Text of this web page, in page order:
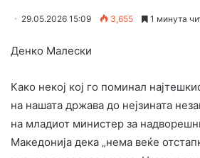
29.05.2026 15:09 3,655 1 минута
Денко Малески
Како некој кој го поминал
на нашата држава до нејзината
на младиот министер за
Македонија дека „нема веќе